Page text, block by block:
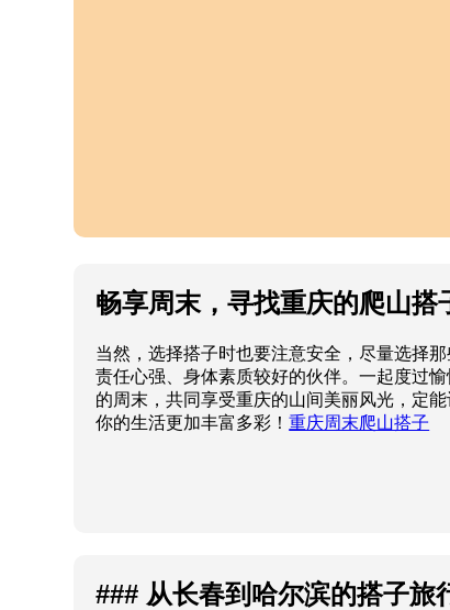
畅享周末，寻找重庆的爬山搭
当然，选择搭子时也要注意安全，尽量选择那
责任心强、身体素质较好的伙伴。一起度过愉
的周末，共同享受重庆的山间美丽风光，定能
你的生活更加丰富多彩！重庆周末爬山搭子
### 从长春到哈尔滨的搭子旅